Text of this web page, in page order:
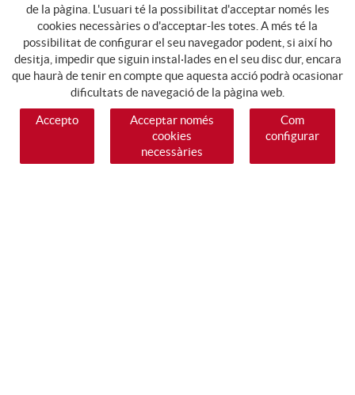
de la pàgina. L'usuari té la possibilitat d'acceptar només les
cookies necessàries o d'acceptar-les totes. A més té la
possibilitat de configurar el seu navegador podent, si així ho
desitja, impedir que siguin instal·lades en el seu disc dur, encara
que haurà de tenir en compte que aquesta acció podrà ocasionar
dificultats de navegació de la pàgina web.
Accepto
Acceptar només
cookies
necessàries
Com
configurar